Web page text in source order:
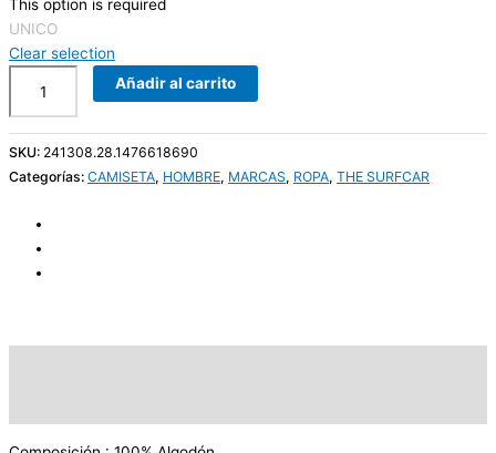
This option is required
UNICO
Clear selection
Añadir al carrito
SKU: 241308.28.1476618690
Categorías: CAMISETA, HOMBRE, MARCAS, ROPA, THE SURFCAR